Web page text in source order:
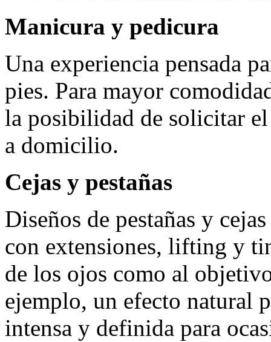
Manicura y pedicura
Una experiencia pensada
pies. Para mayor
la posibilidad de solicitar
a domicilio.
Cejas y pestañas
Diseños de pestañas y
con extensiones, lifting y
de los ojos como al
ejemplo, un efecto natural
intensa y definida para